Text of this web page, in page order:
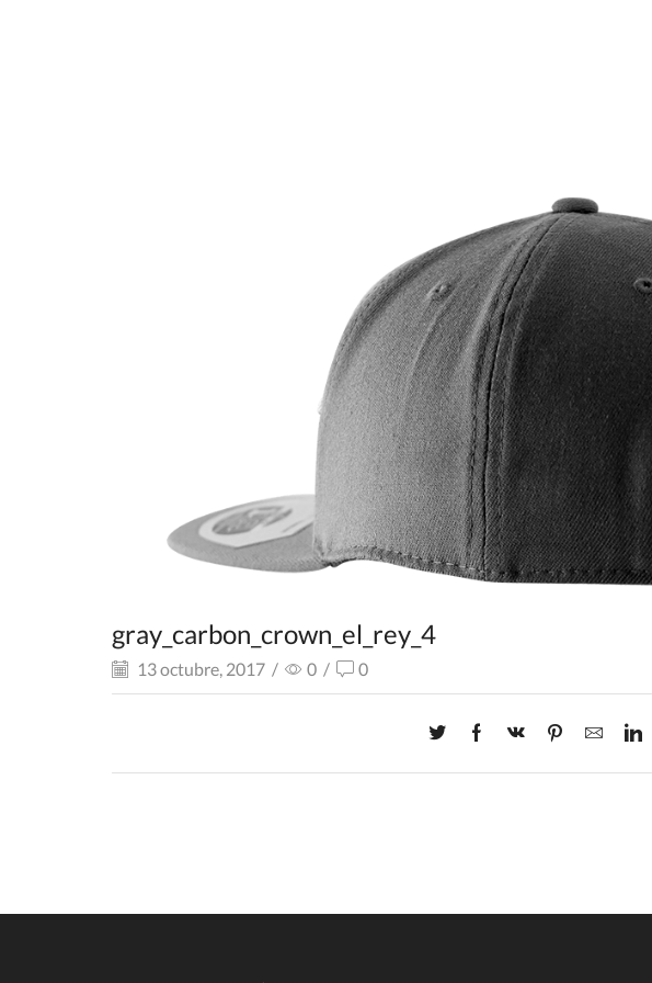
gray_carbon_crown_el_rey_4
13 octubre, 2017 / 0 / 0